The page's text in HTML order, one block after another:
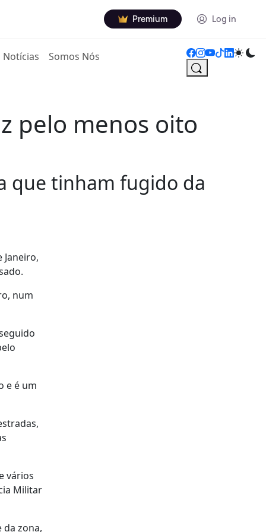
Premium Log in
Notícias Somos Nós
pelo menos oito
que tinham fugido da
num
e é um
vários
Militar
zona,